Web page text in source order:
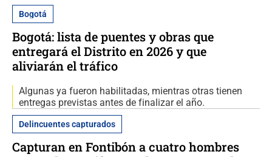
Bogotá
Bogotá: lista de puentes y obras que
entregará el Distrito en 2026 y que
aliviarán el tráfico
Algunas ya fueron habilitadas, mientras otras tienen
entregas previstas antes de finalizar el año.
Delincuentes capturados
Capturan en Fontibón a cuatro hombres